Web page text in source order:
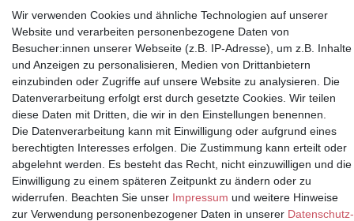
Partner
* Alle Preise inkl.
Mehrwertsteuer und zuzüglich
Versand | **ehemaliger
Wir verwenden Cookies und ähnliche Technologien auf unserer
Website und verarbeiten personenbezogene Daten von
Besucher:innen unserer Webseite (z.B. IP-Adresse), um z.B. Inhalte
und Anzeigen zu personalisieren, Medien von Drittanbietern
einzubinden oder Zugriffe auf unsere Website zu analysieren. Die
Datenverarbeitung erfolgt erst durch gesetzte Cookies. Wir teilen
diese Daten mit Dritten, die wir in den Einstellungen benennen.
Die Datenverarbeitung kann mit Einwilligung oder aufgrund eines
berechtigten Interesses erfolgen. Die Zustimmung kann erteilt oder
abgelehnt werden. Es besteht das Recht, nicht einzuwilligen und die
Einwilligung zu einem späteren Zeitpunkt zu ändern oder zu
widerrufen. Beachten Sie unser Impressum und weitere Hinweise
zur Verwendung personenbezogener Daten in unserer Daten­schutz­